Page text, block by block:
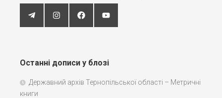
Останні дописи у блозі
Державний архів Тернопільської області – Метричні
книги